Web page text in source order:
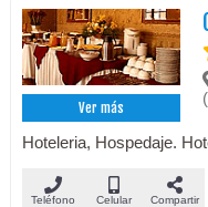
Ver más
Hoteleria, Hospedaje.
Teléfono Celular Compartir